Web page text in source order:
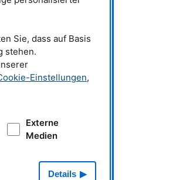
begrenzt.
Sie, dass auf Basis
stehen.
Einstellungen,
Externe
Medien
Details